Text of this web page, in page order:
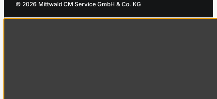
© 2026 Mittwald CM Service GmbH & Co. KG